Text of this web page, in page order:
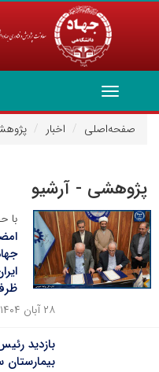
Toggle
navigation
صفحه‌اصلی
اخبار
پژوهشی - آرشیو
با
۲۸ آبان ۱۴۰۴
بازدید
بیمارستان